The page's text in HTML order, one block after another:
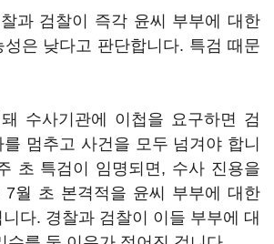
과 검찰이 즉각 윤씨 부부에 대한
은 낮다고 판단합니다. 특검 때문
수사기관에 이첩을 요구하면 검
멈추고 사건을 모두 넘겨야 합니
초 특검이 임명되면, 수사 진용을
7월 초 본격적을 윤씨 부부에 대한
다. 경찰과 검찰이 이들 부부에 대